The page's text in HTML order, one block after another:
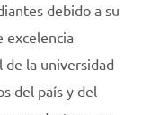
debido a su
excelencia
de la universidad
del país y del